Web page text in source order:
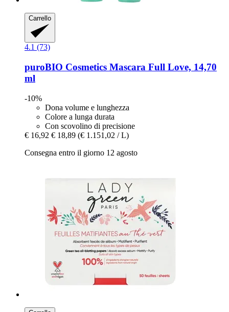
Carrello
4.1 (73)
puroBIO Cosmetics Mascara Full Love, 14,70
ml
-10%
Dona volume e lunghezza
Colore a lunga durata
Con scovolino di precisione
€ 16,92 € 18,89 (€ 1.151,02 / L)
Consegna entro il giorno 12 agosto